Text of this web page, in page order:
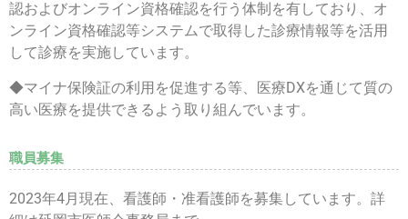
認およびオンライン資格確認を行う体制を有しており、 オ
ンライン資格確認等システムで取得した診療情報等を活用
して診療を実施しています。
◆マイナ保険証の利用を促進する等、医療DXを通じて質の
高い医療を提供できるよう取り組んでいます。
職員募集
2023年4月現在、看護師・准看護師を募集しています。詳